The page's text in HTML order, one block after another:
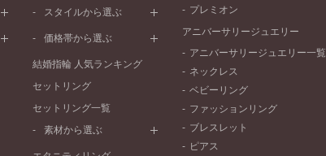
ペールブラウンゴールド
V字ライン
プレーン
セベラルメレ
ラインメレ
スタイルから選ぶ
シンプル
モード
エレガント
ゴージャス
価格帯から選ぶ
50万円～
20万円～30万円
10万円～20万円
結婚指輪 人気ランキング
セットリング
セットリング一覧
素材から選ぶ
プラチナ
プレミオン
アニバーサリージュエリー
アニバーサリージュエリー一覧
ネックレス
ベビーリング
ファッションリング
ブレスレット
ピアス